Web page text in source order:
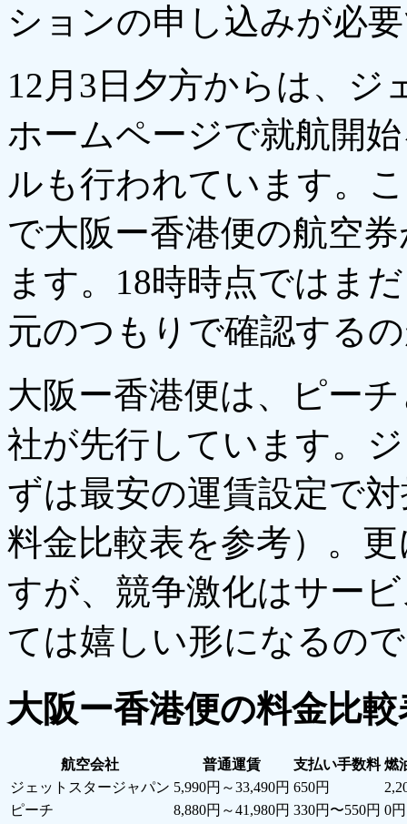
ションの申し込みが必
12月3日夕方からは、ジ
ホームページで就航開
ルも行われています。
で大阪ー香港便の航空
ます。18時時点ではま
元のつもりで確認する
大阪ー香港便は、ピー
社が先行しています。
ずは最安の運賃設定で
料金比較表を参考）。
すが、競争激化はサー
ては嬉しい形になるの
大阪ー香港便の料金比
航空会社 普通運賃 支払い手数料 燃
ジェットスタージャパン 5,990円～33,490円 650円
ピーチ
8,880円～41,980円 330円〜550円 0円